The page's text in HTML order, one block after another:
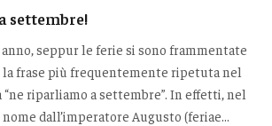
settembre!
seppur le ferie si sono frammentate
frase più frequentemente ripetuta nel
“ne riparliamo a settembre”. In effetti, nel
dall’imperatore Augusto (feriae...